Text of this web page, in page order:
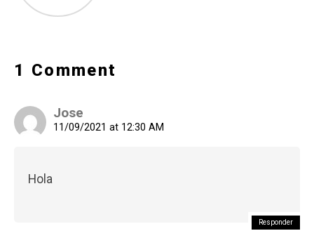
1 Comment
Jose
11/09/2021 at 12:30 AM
Hola
Responder